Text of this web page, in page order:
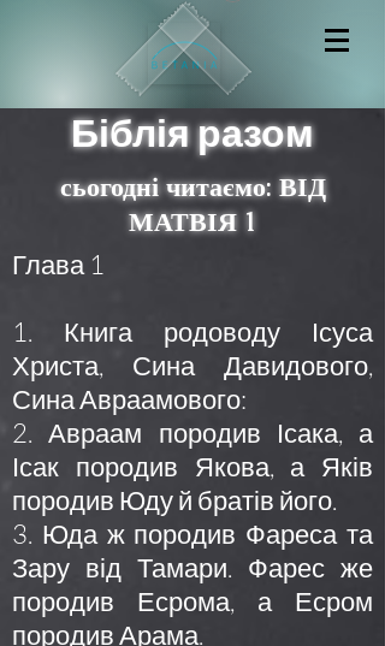
Біблія разом
сьогодні читаємо: ВІД
МАТВІЯ 1
Глава 1
1. Книга родоводу Ісуса
Христа, Сина Давидового,
Сина Авраамового:
2. Авраам породив Ісака, а
Ісак породив Якова, а Яків
породив Юду й братів його.
3. Юда ж породив Фареса та
Зару від Тамари. Фарес же
породив Есрома, а Есром
породив Арама.